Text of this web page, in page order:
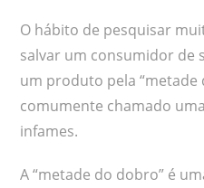
O hábito de pesquisar
salvar um consumidor de
um produto pela “metade
comumente chamado
infames.
A “metade do dobro” é